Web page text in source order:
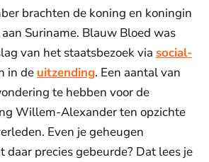
brachten de koning en koningin
Suriname. Blauw Bloed was
van het staatsbezoek via social-
in de uitzending. Een aantal van
te hebben voor de
Willem-Alexander ten opzichte
Even je geheugen
daar precies gebeurde? Dat lees je